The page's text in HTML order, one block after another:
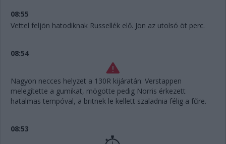
08:55
Vettel feljön hatodiknak Russellék elő. Jön az utolsó öt perc.
08:54
Nagyon necces helyzet a 130R kijáratán: Verstappen
melegítette a gumikat, mögötte pedig Norris érkezett
hatalmas tempóval, a britnek le kellett szaladnia félig a fűre.
08:53